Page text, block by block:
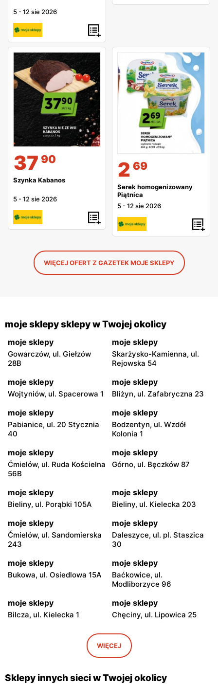
5 -12 sie 2026
37 90
Szynka Kabanos
5 -12 sie 2026
2 69
Serek homogenizowany
Piątnica
5 -12 sie 2026
WIĘCEJ OFERT Z GAZETEK MOJE SKLEPY
moje sklepy sklepy w Twojej okolicy
moje sklepy
Gowarczów, ul. Giełzów
28B
moje sklepy
Skarżysko-Kamienna, ul.
Rejowska 54
moje sklepy
Wojtyniów, ul. Spacerowa 1
moje sklepy
Bliżyn, ul. Zafabryczna 23
moje sklepy
Pabianice, ul. 20 Stycznia
40
moje sklepy
Bodzentyn, ul. Wzdół
Kolonia 1
moje sklepy
Ćmielów, ul. Ruda Kościelna
56B
moje sklepy
Górno, ul. Bęczków 87
moje sklepy
Bieliny, ul. Porąbki 105A
moje sklepy
Bieliny, ul. Kielecka 203
moje sklepy
Ćmielów, ul. Sandomierska
243
moje sklepy
Daleszyce, ul. pl. Staszica
30
moje sklepy
Bukowa, ul. Osiedlowa 15A
moje sklepy
Baćkowice, ul.
Modliborzyce 96
moje sklepy
Bilcza, ul. Kielecka 1
moje sklepy
Chęciny, ul. Lipowica 25
Iwaniska, ul. Ujazdowska 5
moje sklepy
Bogoria, ul. Rynek 30
Gorzyce, ul. Szkolna 44 Grębów, ul. Wydrza 180
WIĘCEJ
Sklepy innych sieci w Twojej okolicy